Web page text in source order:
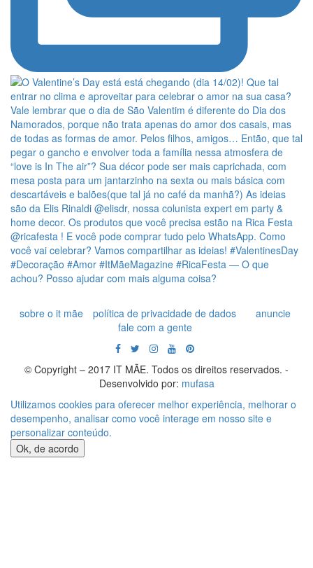
sobre o it mãe política de privacidade de dados
anuncie
fale com a gente
© Copyright – 2017 IT MÃE. Todos os direitos reservados. -
Desenvolvido por: mufasa
Utilizamos cookies para oferecer melhor experiência, melhorar o
desempenho, analisar como você interage em nosso site e
personalizar conteúdo.
Ok, de acordo